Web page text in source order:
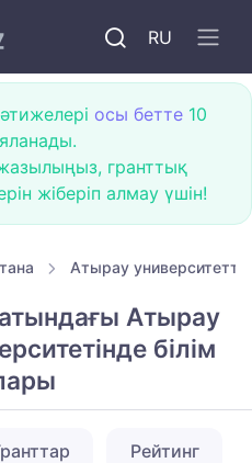
RU
осы бетте 10
гранттық
жіберіп алмау үшін!
Атырау
Атырау
білім
Рейтинг